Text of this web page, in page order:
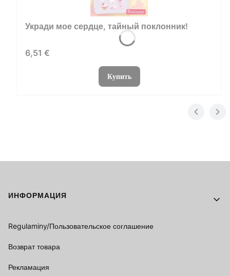
Укради мое сердце, тайный поклонник!
Цена
6,51 €
Купить
Footer menu
ИНФОРМАЦИЯ
Regulaminy/Пользовательское соглашение
Возврат товара
Рекламация